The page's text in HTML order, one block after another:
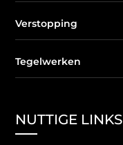
Verstopping
Tegelwerken
NUTTIGE LINKS